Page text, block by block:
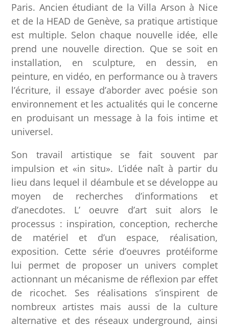
Paris. Ancien étudiant de la Villa Arson à Nice
et de la HEAD de Genève, sa pratique artistique
est multiple. Selon chaque nouvelle idée, elle
prend une nouvelle direction. Que se soit en
installation, en sculpture, en dessin, en
peinture, en vidéo, en performance ou à travers
l’écriture, il essaye d’aborder avec poésie son
environnement et les actualités qui le concerne
en produisant un message à la fois intime et
universel.
Son travail artistique se fait souvent par
impulsion et «in situ». L’idée naît à partir du
lieu dans lequel il déambule et se développe au
moyen de recherches d’informations et
d’anecdotes. L’ oeuvre d’art suit alors le
processus : inspiration, conception, recherche
de matériel et d’un espace, réalisation,
exposition. Cette série d’oeuvres protéiforme
lui permet de proposer un univers complet
actionnant un mécanisme de réflexion par effet
de ricochet. Ses réalisations s’inspirent de
nombreux artistes mais aussi de la culture
alternative et des réseaux underground, ainsi